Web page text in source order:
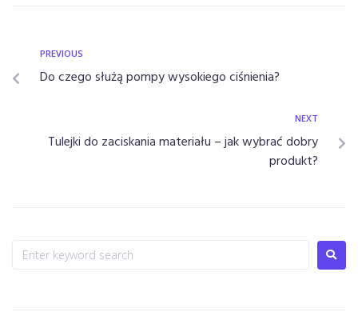
PREVIOUS
Do czego służą pompy wysokiego ciśnienia?
NEXT
Tulejki do zaciskania materiału – jak wybrać dobry
produkt?